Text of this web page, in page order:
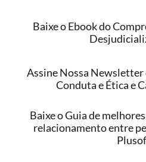
Baixe o Ebook do
Assine Nossa Newsletter
Conduta e Ética e
Baixe o Guia de
relacionamento entre